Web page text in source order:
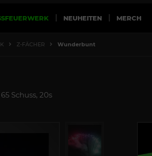
NEUHEITEN MERCH
Z-FÄCHER Wunderbunt
Schuss, 20s